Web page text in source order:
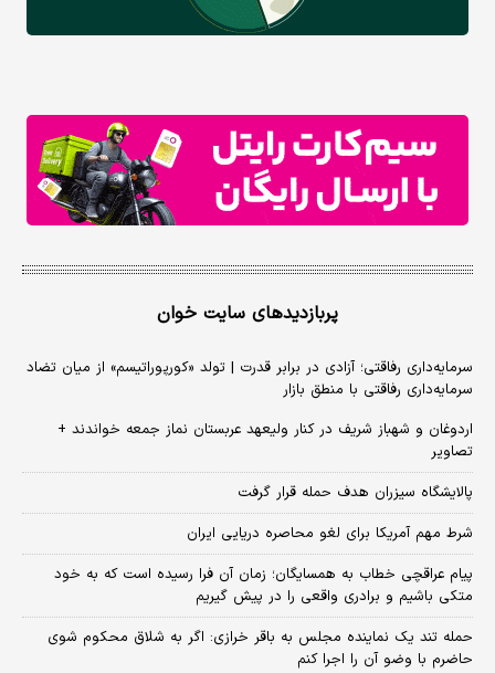
پربازدیدهای سایت خوان
سرمایه‌داری رفاقتی؛ آزادی در برابر قدرت | تولد «کورپوراتیسم» از میان تضاد
سرمایه‌داری رفاقتی با منطق بازار
اردوغان و شهباز شریف در کنار ولیعهد عربستان نماز جمعه خواندند +
تصاویر
پالایشگاه سیزران هدف حمله قرار گرفت
شرط مهم آمریکا برای لغو محاصره دریایی ایران
پیام عراقچی خطاب به همسایگان؛ زمان آن فرا رسیده است که به خود
متکی باشیم و برادری واقعی را در پیش گیریم
حمله تند یک نماینده مجلس به باقر خرازی: اگر به شلاق محکوم شوی
حاضرم با وضو آن را اجرا کنم